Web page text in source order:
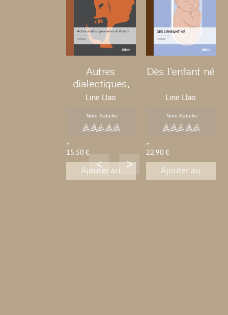
Autres
dialectiques,
notes de
Line Llao
Note Babelio:
-
15,50 €
Ajouter au
Dès l'enfant né
Line Llao
Note Babelio:
-
22,90 €
Ajouter au